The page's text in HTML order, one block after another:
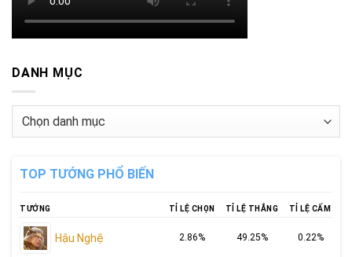
DANH MỤC
Danh
TOP TƯỚNG PHỔ BIẾN
TƯỚNG TỈ LỆ CHỌN TỈ LỆ THẮNG TỈ LỆ CẤM
Hậu Nghệ 2.86% 49.25% 0.22%